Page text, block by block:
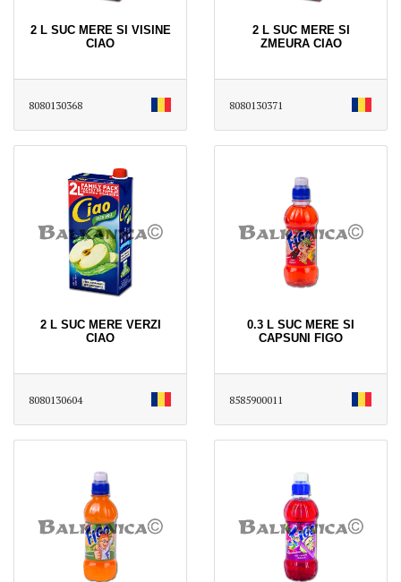
2 L SUC MERE SI VISINE
CIAO
8080130368
2 L SUC MERE SI
ZMEURA CIAO
8080130371
2 L SUC MERE VERZI
CIAO
8080130604
0.3 L SUC MERE SI
CAPSUNI FIGO
8585900011